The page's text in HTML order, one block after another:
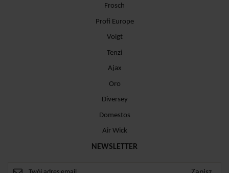
Frosch
Profi Europe
Voigt
Tenzi
Ajax
Oro
Diversey
Domestos
Air Wick
NEWSLETTER